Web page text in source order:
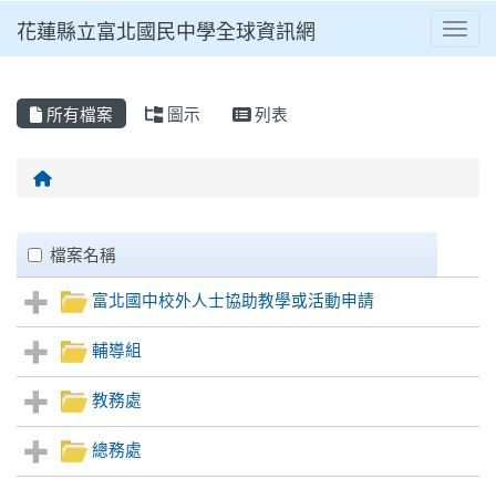
花蓮縣立富北國民中學全球資訊網
所有檔案 圖示 列表
回首頁
Files List
clickAll
檔案名稱
富北國中校外人士協助教學或活動申請
輔導組
教務處
總務處